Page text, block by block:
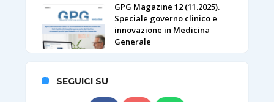
GPG Magazine 12 (11.2025).
Speciale governo clinico e
innovazione in Medicina
Generale
SEGUICI SU